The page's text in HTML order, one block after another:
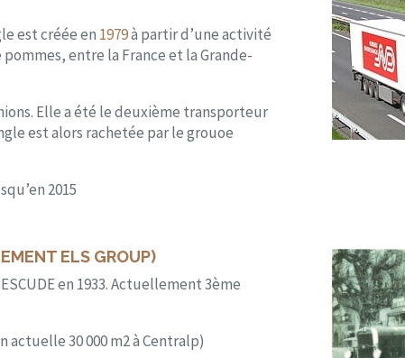
est créée en 1979à partir d’une activité
entre la France et la Grande-
Elle a été le deuxième transporteur
est alors rachetée par le grouoe
2015
ELS GROUP)
en 1933. Actuellement 3ème
30 000 m2 à Centralp)